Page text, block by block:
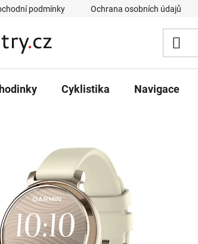
podmínky Ochrana osobních údajů
Cyklistika Navigace